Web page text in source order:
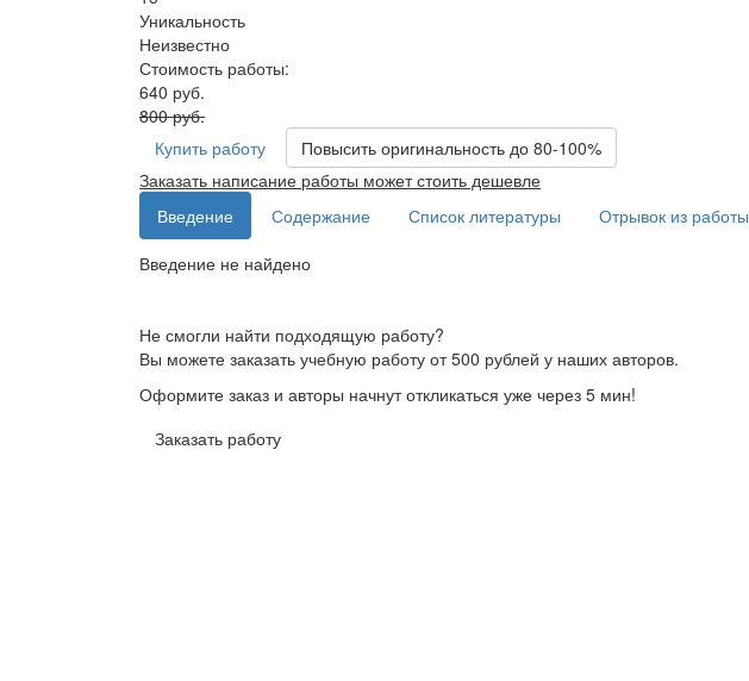
Уникальность
Неизвестно
Стоимость работы:
640 руб.
800 руб.
Купить работу
Повысить оригинальность до 80-100%
Заказать написание работы может стоить дешевле
Введение
Содержание Список литературы
Отрывок из работы
Введение не найдено
Не смогли найти подходящую работу?
Вы можете заказать учебную работу от 500 рублей у наших авторов.
Оформите заказ и авторы начнут откликаться уже через 5 мин!
Заказать работу